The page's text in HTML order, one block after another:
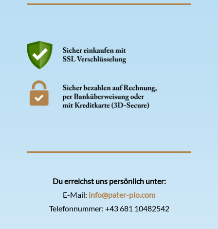
Du erreichst uns persönlich unter:
E-Mail: info@pater-pio.com
Telefonnummer: +43 681 10482542